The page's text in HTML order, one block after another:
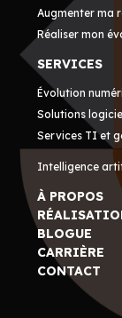
Augmenter ma
Réaliser mon
SERVICES
Évolution
Solutions
Services TI et
Intelligence
À PROPOS
BLOGUE
CARRIÈRE
CONTACT